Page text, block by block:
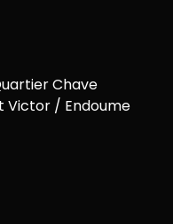
Chave
Victor / Endoume